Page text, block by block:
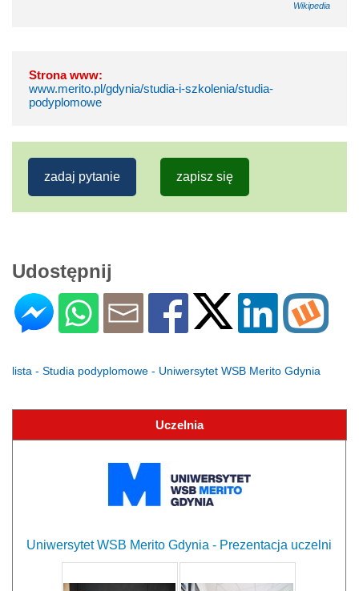
Wikipedia
Strona www:
www.merito.pl/gdynia/studia-i-szkolenia/studia-
podyplomowe
zadaj pytanie zapisz się
Udostępnij
lista - Studia podyplomowe - Uniwersytet WSB Merito Gdynia
Uczelnia
Uniwersytet WSB Merito Gdynia - Prezentacja uczelni